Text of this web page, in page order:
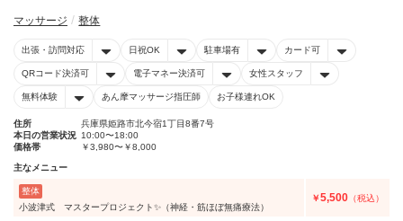
マッサージ 整体
出張・訪問対応 日祝OK 駐車場有 カード可
QRコード決済可 電子マネー決済可 女性スタッフ
無料体験 あん摩マッサージ指圧師 お子様連れOK
住所
兵庫県姫路市北今宿1丁目8番7号
本日の営業状況 10:00〜18:00
価格帯
￥3,980〜￥8,000
主なメニュー
整体
小波津式 マスタープロジェクト✨（神経・筋ほぼ無痛療法）
￥5,500 （税込）